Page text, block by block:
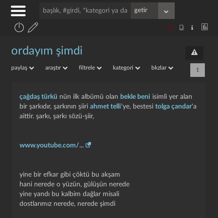
ordayım şimdi
paylaş araştır filtrele kategori bkzlar 1
çağdaş türkü nün ilk albümü olan bekle beni isimli yer alan
bir şarkıdır, şarkının şiiri ahmet telli'ye, bestesi tolga çandar'a
aittir. şarkı, şarkı sözü-şiir,
www.youtube.com/...
yine bir efkar gibi çöktü bu akşam
hani nerede o yüzün, gülüşün nerede
yine yandı bu kalbim dağlar misali
dostlarımız nerede, nerede şimdi